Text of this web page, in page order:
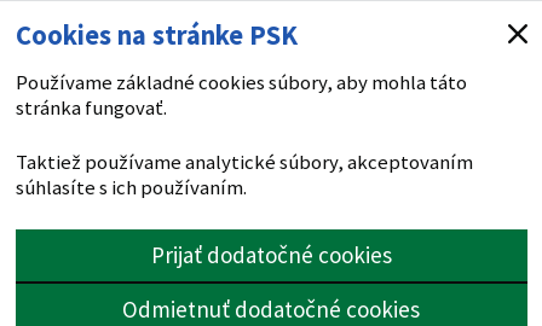
Cookies na stránke PSK
Používame základné cookies súbory, aby mohla táto
stránka fungovať.
Taktiež používame analytické súbory, akceptovaním
súhlasíte s ich používaním.
Prijať dodatočné cookies
Odmietnuť dodatočné cookies